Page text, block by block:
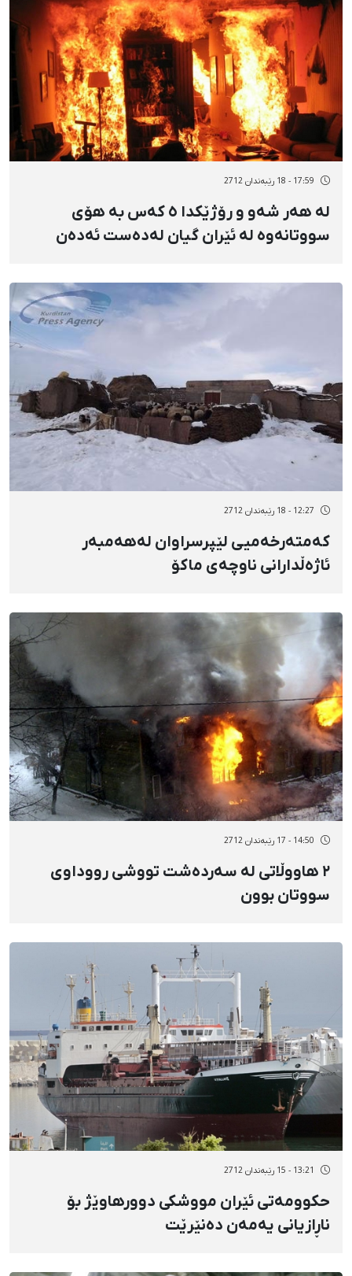
17:59 - 18 رێبەندان 2712
لە هەر شەو و رۆژێکدا ٥ کەس بە هۆی
سووتانەوە لە ئێران گیان لەدەست ئەدەن
12:27 - 18 رێبەندان 2712
کەمتەرخەمیی لێپرسراوان لەهەمبەر
ئاژەڵدارانی ناوچەی ماکۆ
14:50 - 17 رێبەندان 2712
٢ هاووڵاتی لە سەردەشت تووشی رووداوی
سووتان بوون
13:21 - 15 رێبەندان 2712
حکوومەتی ئێران مووشکی دوورهاوێژ بۆ
ناڕازیانی یەمەن دەنێرێت